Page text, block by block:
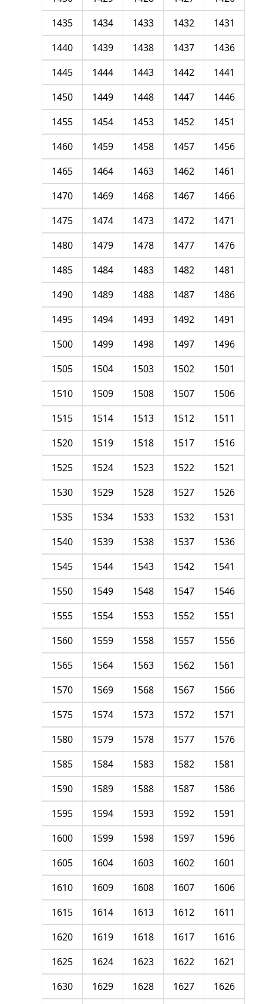
1431
1432
1433
1434
1435
1436
1437
1438
1439
1440
1441
1442
1443
1444
1445
1446
1447
1448
1449
1450
1451
1452
1453
1454
1455
1456
1457
1458
1459
1460
1461
1462
1463
1464
1465
1466
1467
1468
1469
1470
1471
1472
1473
1474
1475
1476
1477
1478
1479
1480
1481
1482
1483
1484
1485
1486
1487
1488
1489
1490
1491
1492
1493
1494
1495
1496
1497
1498
1499
1500
1501
1502
1503
1504
1505
1506
1507
1508
1509
1510
1511
1512
1513
1514
1515
1516
1517
1518
1519
1520
1521
1522
1523
1524
1525
1526
1527
1528
1529
1530
1531
1532
1533
1534
1535
1536
1537
1538
1539
1540
1541
1542
1543
1544
1545
1546
1547
1548
1549
1550
1551
1552
1553
1554
1555
1556
1557
1558
1559
1560
1561
1562
1563
1564
1565
1566
1567
1568
1569
1570
1571
1572
1573
1574
1575
1576
1577
1578
1579
1580
1581
1582
1583
1584
1585
1586
1587
1588
1589
1590
1591
1592
1593
1594
1595
1596
1597
1598
1599
1600
1601
1602
1603
1604
1605
1606
1607
1608
1609
1610
1611
1612
1613
1614
1615
1616
1617
1618
1619
1620
1621
1622
1623
1624
1625
1626
1627
1628
1629
1630